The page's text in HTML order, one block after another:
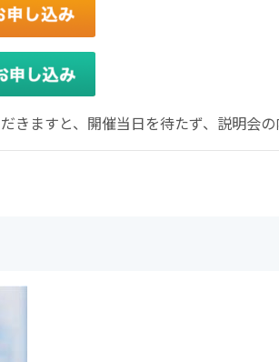
きますと、開催当日を待たず、説明会の